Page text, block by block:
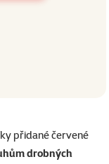
přidané červené
drobných